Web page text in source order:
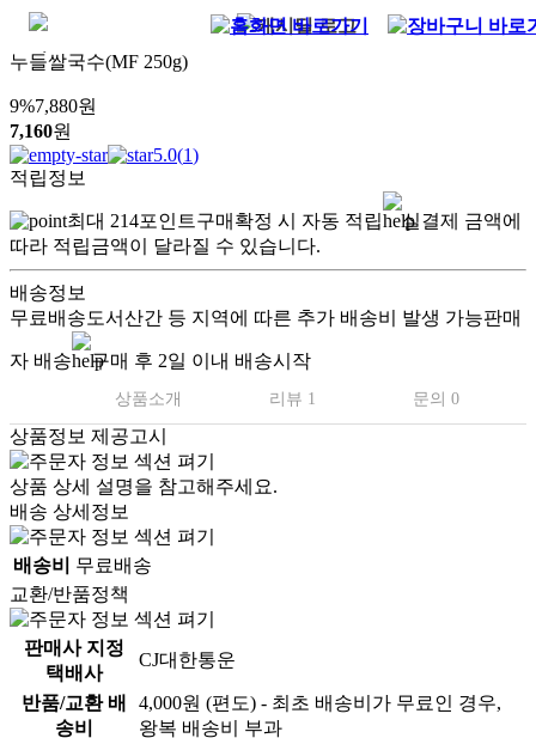
누들쌀국수(MF 250g)
9%7,880원
7,160원
5.0(1)
적립정보
최대 214포인트구매확정 시 자동 적립
실결제 금액에
따라 적립금액이 달라질 수 있습니다.
배송정보
무료배송도서산간 등 지역에 따른 추가 배송비 발생 가능판매
자 배송 구매 후 2일 이내 배송시작
상품소개 리뷰 1 문의 0
상품정보 제공고시
상품 상세 설명을 참고해주세요.
배송 상세정보
배송비
무료배송
교환/반품정책
판매사 지정
택배사
CJ대한통운
반품/교환 배
송비
4,000원 (편도) - 최초 배송비가 무료인 경우,
왕복 배송비 부과